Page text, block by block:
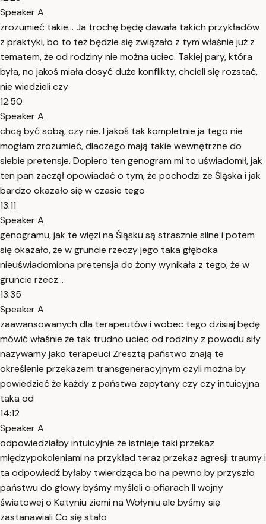
Speaker A
zrozumieć takie... Ja trochę będę dawała takich przykładów
z praktyki, bo to też będzie się związało z tym właśnie już z
tematem, że od rodziny nie można uciec. Takiej pary, która
była, no jakoś miała dosyć duże konflikty, chcieli się rozstać,
nie wiedzieli czy
12:50
Speaker A
chcą być sobą, czy nie. I jakoś tak kompletnie ja tego nie
mogłam zrozumieć, dlaczego mają takie wewnętrzne do
siebie pretensje. Dopiero ten genogram mi to uświadomił, jak
ten pan zaczął opowiadać o tym, że pochodzi ze Śląska i jak
bardzo okazało się w czasie tego
13:11
Speaker A
genogramu, jak te więzi na Śląsku są strasznie silne i potem
się okazało, że w gruncie rzeczy jego taka głęboka
nieuświadomiona pretensja do żony wynikała z tego, że w
gruncie rzecz...
13:35
Speaker A
zaawansowanych dla terapeutów i wobec tego dzisiaj będę
mówić właśnie że tak trudno uciec od rodziny z powodu siły
nazywamy jako terapeuci Zresztą państwo znają te
określenie przekazem transgeneracyjnym czyli można by
powiedzieć że każdy z państwa zapytany czy czy intuicyjna
taka od
14:12
Speaker A
odpowiedziałby intuicyjnie że istnieje taki przekaz
międzypokoleniami na przykład teraz przekaz agresji traumy i
ta odpowiedź byłaby twierdząca bo na pewno by przyszło
państwu do głowy byśmy myśleli o ofiarach II wojny
światowej o Katyniu ziemi na Wołyniu ale byśmy się
zastanawiali Co się stało